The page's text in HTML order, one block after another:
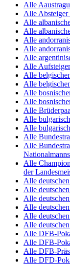
Alle
Alle Absteiger
Alle
Alle
Alle
Alle
Alle
Alle
Alle
Alle
Alle
Alle
Alle
Alle
Alle
Alle
Alle
Alle
der
Alle
Alle
Alle
Alle
Alle
Alle
Alle DFB-
Alle DFB-
Alle DFB-
Alle DFD-